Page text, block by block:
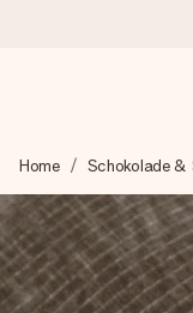
Wir bereiten dein
zählt.
4,8
Home Schokolade &